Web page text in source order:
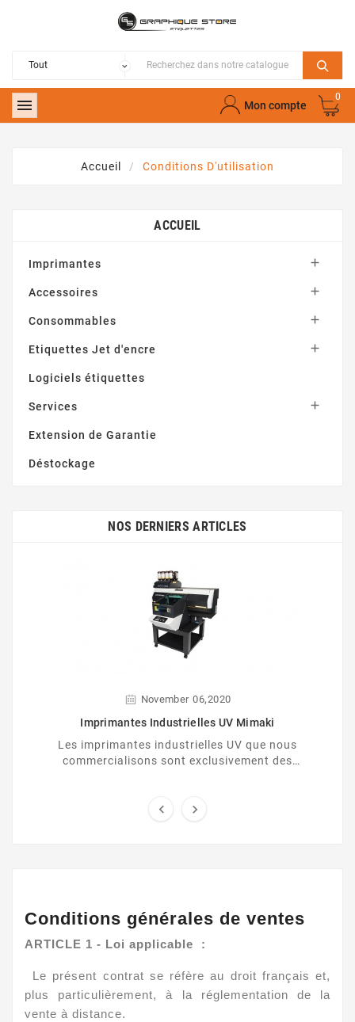
 Mon compte
0
Accueil Conditions D'utilisation
ACCUEIL
Imprimantes 
Accessoires 
Consommables 
Etiquettes Jet d'encre 
Logiciels étiquettes
Services 
Extension de Garantie
Déstockage
NOS DERNIERS ARTICLES
November 06,2020
Imprimantes Industrielles UV Mimaki
Les imprimantes industrielles UV que nous
commercialisons sont exclusivement des
 
Conditions générales de ventes
ARTICLE 1 - Loi applicable :
Le présent contrat se réfère au droit français et,
plus particulièrement, à la réglementation de la
vente à distance.